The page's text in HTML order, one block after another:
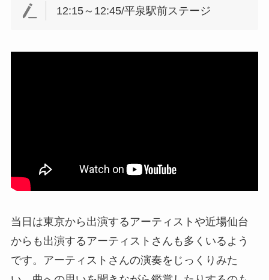
12:15～12:45/平泉駅前ステージ
当日は東京から出演するアーティストや近場仙台
からも出演するアーティストさんも多くいるよう
です。アーティストさんの演奏をじっくりみた